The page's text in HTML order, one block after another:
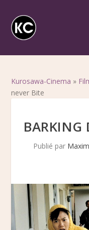
Kurosawa-Cinema »
never Bite
BARKING
Publié par